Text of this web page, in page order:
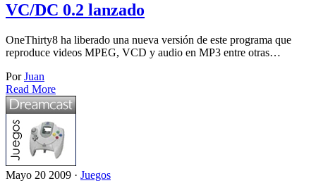
VC/DC 0.2 lanzado
OneThirty8 ha liberado una nueva versión de este programa que
reproduce videos MPEG, VCD y audio en MP3 entre otras…
PorJuan
Read More
Mayo 20 2009 · Juegos